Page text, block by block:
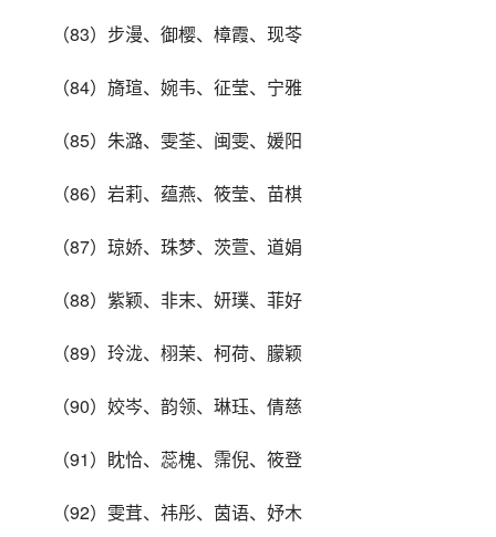
（83）步漫、御樱、樟霞、现苓
（84）旖瑄、婉韦、征莹、宁雅
（85）朱潞、雯荃、闽雯、媛阳
（86）岩莉、蕴燕、筱莹、苗棋
（87）琼娇、珠梦、茨萱、道娟
（88）紫颖、非末、妍璞、菲好
（89）玲泷、栩茉、柯荷、朦颖
（90）姣岑、韵领、琳珏、倩慈
（91）眈恰、蕊槐、霈倪、筱登
（92）雯茸、祎彤、茵语、妤木